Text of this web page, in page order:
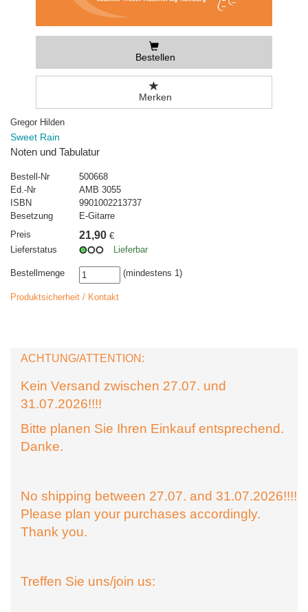
Bestellen
Merken
Gregor Hilden
Sweet Rain
Noten und Tabulatur
Bestell-Nr
500668
Ed.-Nr
AMB 3055
ISBN
9901002213737
Besetzung
E-Gitarre
Preis
21,90 €
Lieferstatus
Lieferbar
Bestellmenge (mindestens 1)
Produktsicherheit / Kontakt
ACHTUNG/ATTENTION:
Kein Versand zwischen 27.07. und
31.07.2026!!!!
Bitte planen Sie Ihren Einkauf entsprechend.
Danke.
No shipping between 27.07. and 31.07.2026!!!!
Please plan your purchases accordingly.
Thank you.
Treffen Sie uns/join us: